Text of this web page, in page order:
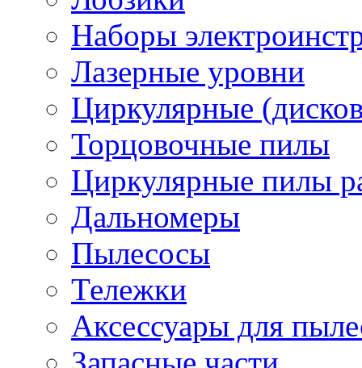
Наборы
Лазерные уровни
Циркулярные
Торцовочные пилы
Циркулярные пилы
Дальномеры
Пылесосы
Тележки
Аксессуары для